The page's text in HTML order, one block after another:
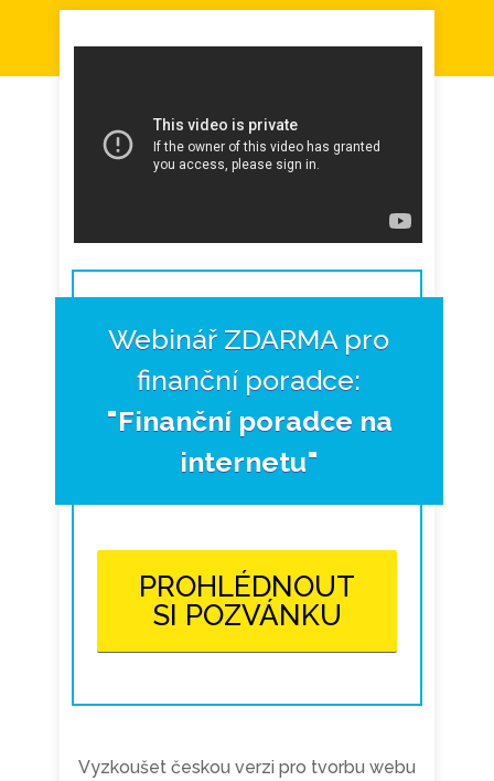
Webinář ZDARMA pro
finanční poradce:
"Finanční poradce na
internetu"
PROHLÉDNOUT
SI POZVÁNKU
Vyzkoušet českou verzi pro tvorbu webu